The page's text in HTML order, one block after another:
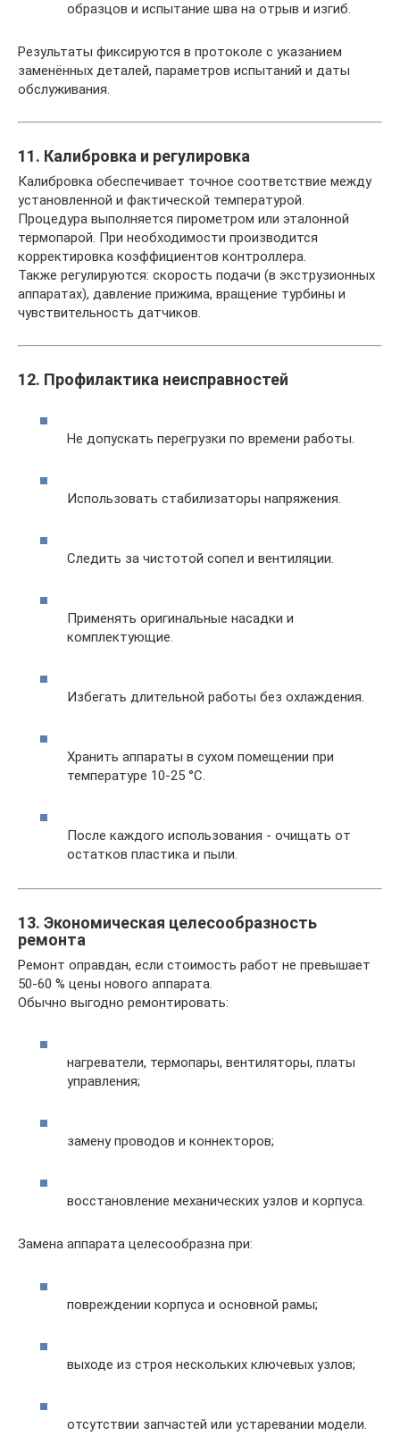
образцов и испытание шва на отрыв и изгиб.
Результаты фиксируются в протоколе с указанием
заменённых деталей, параметров испытаний и даты
обслуживания.
11. Калибровка и регулировка
Калибровка обеспечивает точное соответствие между
установленной и фактической температурой.
Процедура выполняется пирометром или эталонной
термопарой. При необходимости производится
корректировка коэффициентов контроллера.
Также регулируются: скорость подачи (в экструзионных
аппаратах), давление прижима, вращение турбины и
чувствительность датчиков.
12. Профилактика неисправностей
Не допускать перегрузки по времени работы.
Использовать стабилизаторы напряжения.
Следить за чистотой сопел и вентиляции.
Применять оригинальные насадки и
комплектующие.
Избегать длительной работы без охлаждения.
Хранить аппараты в сухом помещении при
температуре 10-25 °C.
После каждого использования - очищать от
остатков пластика и пыли.
13. Экономическая целесообразность
ремонта
Ремонт оправдан, если стоимость работ не превышает
50-60 % цены нового аппарата.
Обычно выгодно ремонтировать:
нагреватели, термопары, вентиляторы, платы
управления;
замену проводов и коннекторов;
восстановление механических узлов и корпуса.
Замена аппарата целесообразна при:
повреждении корпуса и основной рамы;
выходе из строя нескольких ключевых узлов;
отсутствии запчастей или устаревании модели.